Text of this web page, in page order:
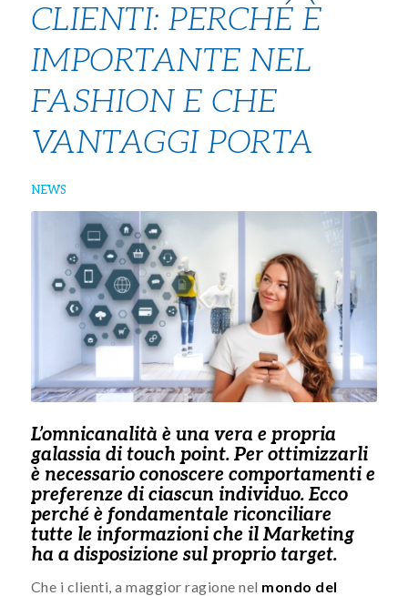
CLIENTI: PERCHÉ È
IMPORTANTE NEL
FASHION E CHE
VANTAGGI PORTA
NEWS
L’omnicanalità è una vera e propria
galassia di touch point. Per ottimizzarli
è necessario conoscere comportamenti e
preferenze di ciascun individuo. Ecco
perché è fondamentale riconciliare
tutte le informazioni che il Marketing
ha a disposizione sul proprio target.
Che i clienti, a maggior ragione nel mondo del